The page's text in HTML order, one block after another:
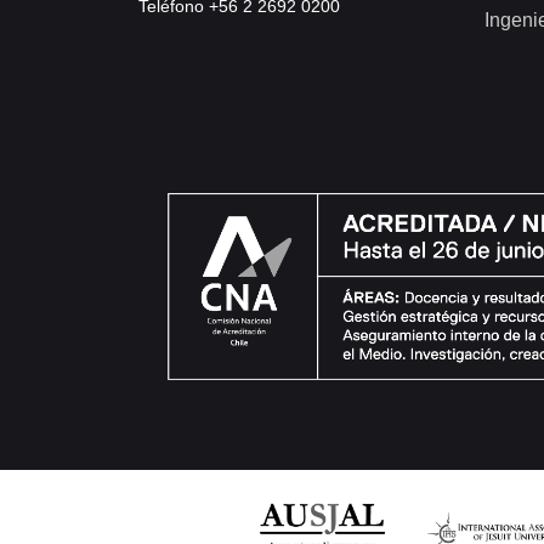
Teléfono +56 2 2692 0200